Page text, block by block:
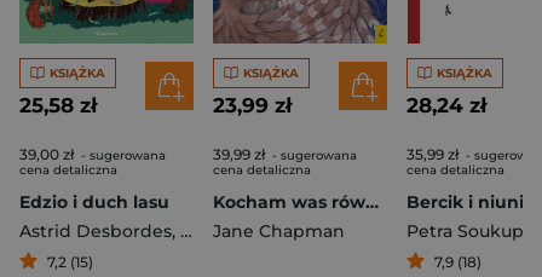
KSIĄŻKA
25,58 zł
39,00 zł - sugerowana
cena detaliczna
Edzio i duch lasu
Astrid Desbordes, Boutavant Marc
7,2 (15)
KSIĄŻKA
23,99 zł
39,99 zł - sugerowana
cena detaliczna
Kocham was równie mocno maluszki!
Jane Chapman
KSIĄŻKA
28,24 zł
35,99 zł -
cena detaliczna
Bercik i
Petra
7,9 (18)